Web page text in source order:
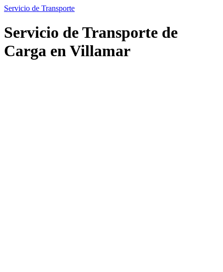
Servicio de Transporte
Servicio de Transporte de
Carga en Villamar